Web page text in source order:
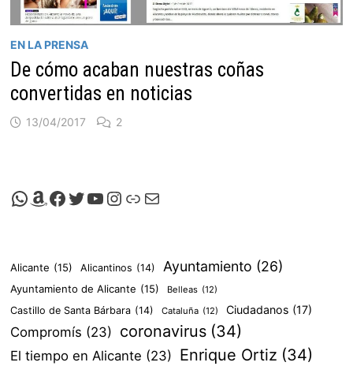
EN LA PRENSA
De cómo acaban nuestras coñas
convertidas en noticias
13/04/2017 2
Canal de Whatsapp de Viscalacant
Comprar en Amazon
Facebook de Viscalacant
Twitter de Viscalacant
Canal de Youtube de Viscalacant
Instagram de Viscalacant
Viscalacant en Polkaverse
Correo electrónico
Alicante (15) Alicantinos (14) Ayuntamiento (26)
Ayuntamiento de Alicante (15) Belleas (12)
Castillo de Santa Bárbara (14) Cataluña (12) Ciudadanos (17)
Compromís (23) coronavirus (34)
El tiempo en Alicante (23) Enrique Ortiz (34)